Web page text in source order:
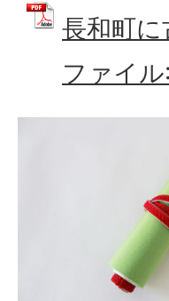
長和町
ファイ